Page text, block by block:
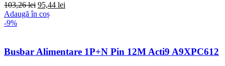
103,26lei 95,44 lei
Adaugă în coș
-9%
Busbar Alimentare 1P+N Pin 12M Acti9 A9XPC612